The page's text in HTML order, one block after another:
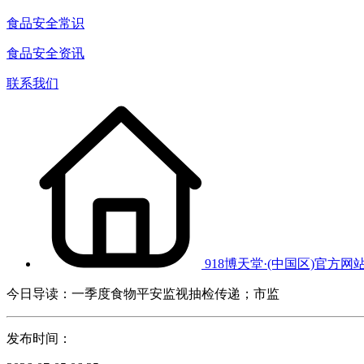
食品安全常识
食品安全资讯
联系我们
918博天堂·(中国区)官方网
今日导读：一季度食物平安监视抽检传递；市监
发布时间：